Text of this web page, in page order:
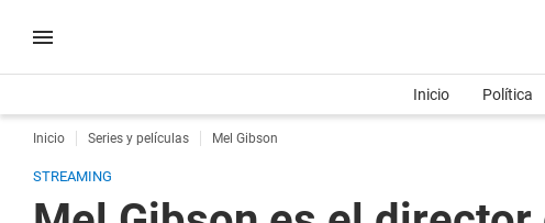
Inicio Política
Inicio Series y películas Mel Gibson
STREAMING